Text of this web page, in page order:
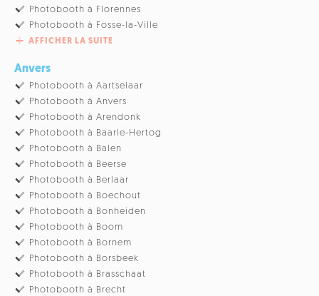
Photobooth à Florennes
Photobooth à Fosse-la-Ville
AFFICHER LA SUITE
Anvers
Photobooth à Aartselaar
Photobooth à Anvers
Photobooth à Arendonk
Photobooth à Baarle-Hertog
Photobooth à Balen
Photobooth à Beerse
Photobooth à Berlaar
Photobooth à Boechout
Photobooth à Bonheiden
Photobooth à Boom
Photobooth à Bornem
Photobooth à Borsbeek
Photobooth à Brasschaat
Photobooth à Brecht